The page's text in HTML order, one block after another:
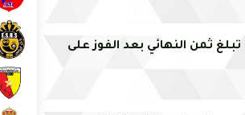
تبلغ ثمن النهائي بعد الفوز على